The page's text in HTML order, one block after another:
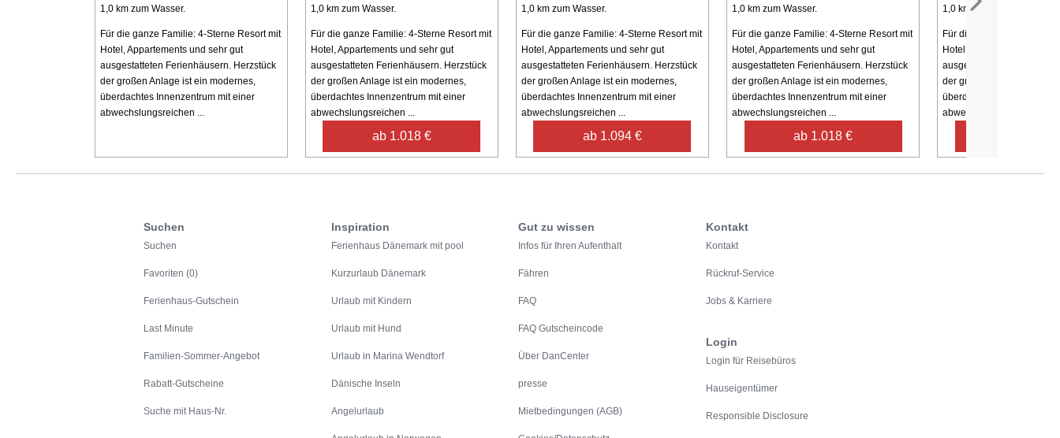
1,0 km zum Wasser.
Für die ganze Familie: 4-Sterne Resort mit
Hotel, Appartements und sehr gut
ausgestatteten Ferienhäusern. Herzstück
der großen Anlage ist ein modernes,
überdachtes Innenzentrum mit einer
abwechslungsreichen ...
1,0 km zum Wasser.
Für die ganze Familie: 4-Sterne Resort mit
Hotel, Appartements und sehr gut
ausgestatteten Ferienhäusern. Herzstück
der großen Anlage ist ein modernes,
überdachtes Innenzentrum mit einer
abwechslungsreichen ...
ab 1.018 €
1,0 km zum Wasser.
Für die ganze Familie: 4-Sterne Resort mit
Hotel, Appartements und sehr gut
ausgestatteten Ferienhäusern. Herzstück
der großen Anlage ist ein modernes,
überdachtes Innenzentrum mit einer
abwechslungsreichen ...
ab 1.094 €
1,0 km zum Wasser.
Für die ganze Familie: 4-Sterne Resort mit
Hotel, Appartements und sehr gut
ausgestatteten Ferienhäusern. Herzstück
der großen Anlage ist ein modernes,
überdachtes Innenzentrum mit einer
abwechslungsreichen ...
ab 1.018 €
1,0 km zum Wasser.
Für die ganze Familie: 4-
Hotel, Appartements und
ausgestatteten
der großen Anlage ist ein
überdachtes Innenzentrum
abwechslungsreichen ...
Suchen
Suchen
Favoriten (0)
Ferienhaus-Gutschein
Last Minute
Familien-Sommer-Angebot
Rabatt-Gutscheine
Suche mit Haus-Nr.
Inspiration
Ferienhaus Dänemark mit pool
Kurzurlaub Dänemark
Urlaub mit Kindern
Urlaub mit Hund
Urlaub in Marina Wendtorf
Dänische Inseln
Angelurlaub
Gut zu wissen
Infos für Ihren Aufenthalt
Fähren
FAQ
FAQ Gutscheincode
Über DanCenter
presse
Mietbedingungen (AGB)
Kontakt
Kontakt
Rückruf-Service
Jobs & Karriere
Login
Login für Reisebüros
Hauseigentümer
Responsible Disclosure